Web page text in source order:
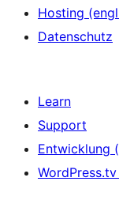
Hosting
Datenschutz
Learn
Support
Entwicklung
WordPress.tv